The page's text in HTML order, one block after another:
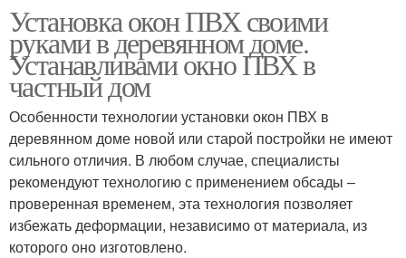
Установка окон ПВХ своими
руками в деревянном доме.
Устанавливами окно ПВХ в
частный дом
Особенности технологии установки окон ПВХ в
деревянном доме новой или старой постройки не имеют
сильного отличия. В любом случае, специалисты
рекомендуют технологию с применением обсады –
проверенная временем, эта технология позволяет
избежать деформации, независимо от материала, из
которого оно изготовлено.